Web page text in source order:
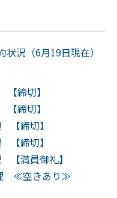
況（6月19日現在）
【締切】
【締切】
【締切】
【締切】
【満員御礼】
≪空きあり≫